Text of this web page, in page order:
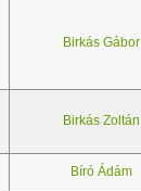
Birkás Gábor
Birkás Zoltán
Bíró Ádám